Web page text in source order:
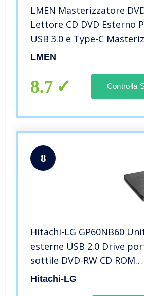
LMEN Masterizzatore
Lettore CD DVD Esterno
USB 3.0 e Type-C
ROM/RW, Unità DVD-R CD-
7/8/10/VISTA/XP/Mac OS
Desktop
LMEN
8.7 Controlla
8
Hitachi-LG GP60NB60
esterne USB 2.0 Drive
sottile DVD-RW CD ROM
masterizzatore per
Hitachi-LG